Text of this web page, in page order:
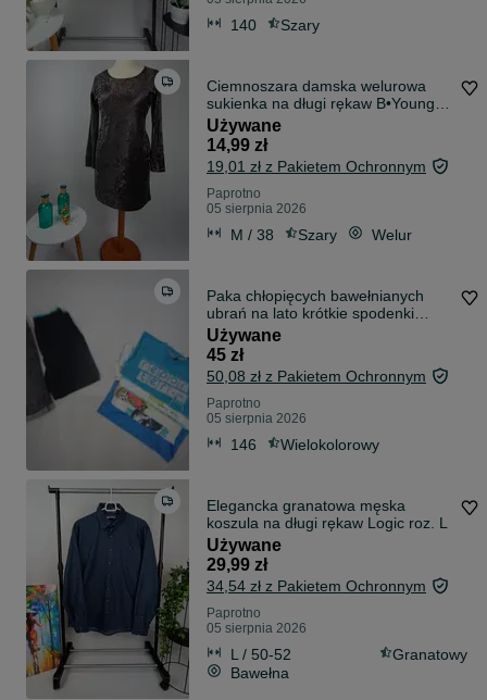
140 Szary
Ciemnoszara damska welurowa
sukienka na długi rękaw B•Young
roz. M
Używane
14,99 zł
19,01 zł z Pakietem Ochronnym
Paprotno
05 sierpnia 2026
M / 38 Szary Welur
Paka chłopięcych bawełnianych
ubrań na lato krótkie spodenki
koszulki roz. 146/152
Używane
45 zł
50,08 zł z Pakietem Ochronnym
Paprotno
05 sierpnia 2026
146 Wielokolorowy
Elegancka granatowa męska
koszula na długi rękaw Logic roz. L
Używane
29,99 zł
34,54 zł z Pakietem Ochronnym
Paprotno
05 sierpnia 2026
L / 50-52
Granatowy
Bawełna